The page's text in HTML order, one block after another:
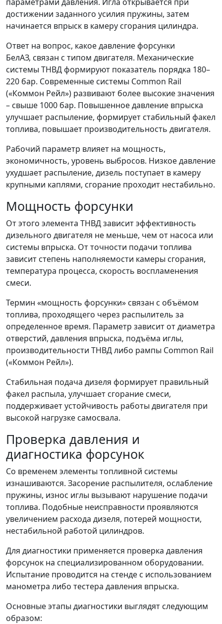
достижении заданного усилия пружины, затем
начинается впрыск в камеру сгорания цилиндра.
Ответ на вопрос, какое давление форсунки
БелАЗ, связан с типом двигателя. Механические
системы ТНВД формируют показатель порядка 180–
220 бар. Современные системы Common Rail
(«Коммон Рейл») развивают более высокие значения
– свыше 1000 бар. Повышенное давление впрыска
улучшает распыление, формирует стабильный факел
топлива, повышает производительность двигателя.
Рабочий параметр влияет на мощность,
экономичность, уровень выбросов. Низкое давление
ухудшает распыление, дизель поступает в камеру
крупными каплями, сгорание проходит нестабильно.
Мощность форсунки
От этого элемента ТНВД зависит эффективность
дизельного двигателя не меньше, чем от насоса или
системы впрыска. От точности подачи топлива
зависит степень наполняемости камеры сгорания,
температура процесса, скорость воспламенения
смеси.
Термин «мощность форсунки» связан с объёмом
топлива, проходящего через распылитель за
определенное время. Параметр зависит от диаметра
отверстий, давления впрыска, подъёма иглы,
производительности ТНВД либо рампы Common Rail
(«Коммон Рейл»).
Стабильная подача дизеля формирует правильный
факел распыла, улучшает сгорание смеси,
поддерживает устойчивость работы двигателя при
высокой нагрузке самосвала.
Проверка давления и
диагностика форсунок
Со временем элементы топливной системы
изнашиваются. Засорение распылителя, ослабление
пружины, износ иглы вызывают нарушение подачи
топлива. Подобные неисправности проявляются
увеличением расхода дизеля, потерей мощности,
нестабильной работой цилиндров.
Для диагностики применяется проверка давления
форсунок на специализированном оборудовании.
Испытание проводится на стенде с использованием
манометра либо тестера давления впрыска.
Основные этапы диагностики выглядят следующим
образом: